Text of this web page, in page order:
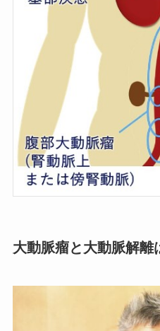
大動脈瘤と大動脈解離